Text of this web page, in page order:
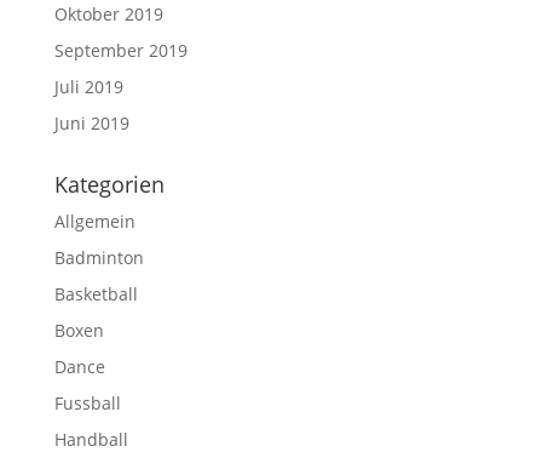
Oktober 2019
September 2019
Juli 2019
Juni 2019
Kategorien
Allgemein
Badminton
Basketball
Boxen
Dance
Fussball
Handball